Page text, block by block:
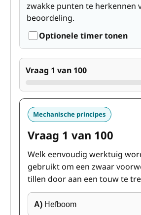
zwakke punten te herkennen
beoordeling.
Optionele timer tonen
Vraag 1 van 100
Mechanische principes
Vraag 1 van 100
Welk eenvoudig werktuig
gebruikt om een zwaar
tillen door aan een touw te
A) Hefboom